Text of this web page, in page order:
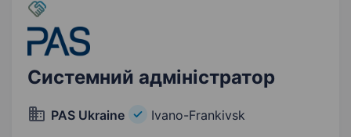
Системний адміністратор
PAS Ukraine Ivano-Frankivsk